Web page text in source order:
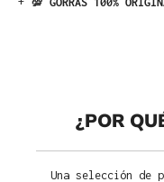
¿POR
Una selección de